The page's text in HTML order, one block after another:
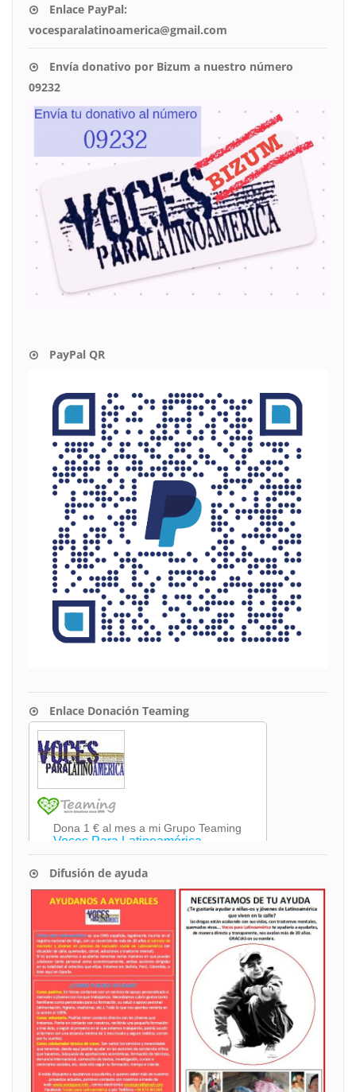
Enlace PayPal:
vocesparalatinoamerica@gmail.com
Envía donativo por Bizum a nuestro número
09232
PayPal QR
Enlace Donación Teaming
Difusión de ayuda